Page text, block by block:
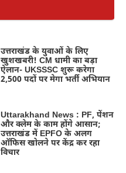
उत्तराखंड के युवाओं के लिए
खुशखबरी! CM धामी का बड़ा
ऐलान- UKSSSC शुरू करेगा
2,500 पदों पर मेगा भर्ती अभियान
Uttarakhand News : PF, पेंशन
और क्लेम के काम होंगे आसान;
उत्तराखंड में EPFO के अलग
ऑफिस खोलने पर केंद्र कर रहा
विचार